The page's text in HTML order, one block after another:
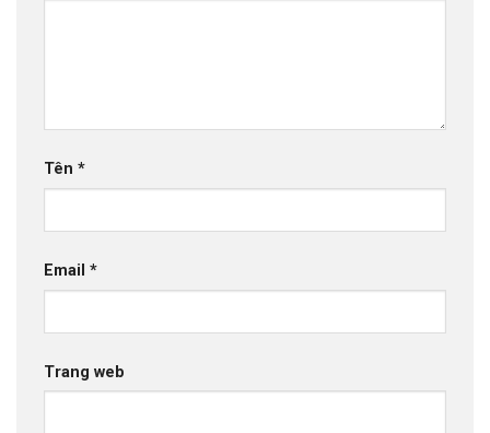
Tên *
Email *
Trang web